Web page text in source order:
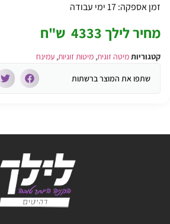
זמן אספקה: 17 ימי עבודה
מחיר לילך 4333 ש"ח
קטגוריותמיטה זוגית, מיטות זוגיות, עמינח
שתפו את המוצר ברשתות